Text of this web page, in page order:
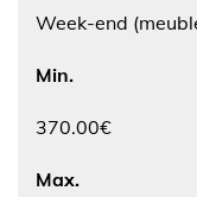
Week-end
Min.
370.00€
Max.